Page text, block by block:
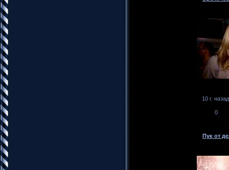
10 г. назад
0
Пук от